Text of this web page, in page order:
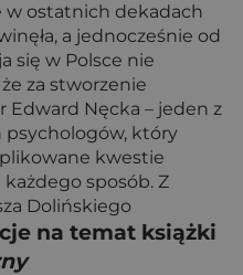
w ostatnich dekadach
a jednocześnie od
się w Polsce nie
że za stworzenie
Edward Nęcka – jeden z
który
kwestie
każdego sposób. Z
Dolińskiego
na temat książki